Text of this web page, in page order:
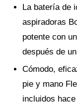
La batería de
aspiradoras
potente con
después de
Cómodo,
pie y mano
incluidos